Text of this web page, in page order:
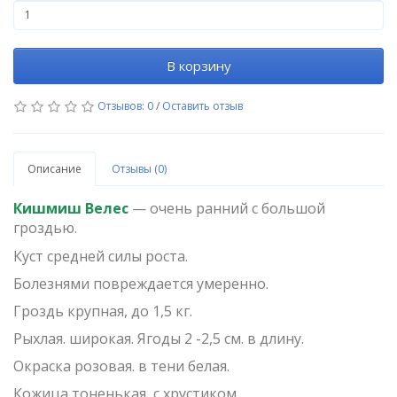
В корзину
Отзывов: 0/ Оставить отзыв
Описание Отзывы (0)
Кишмиш Велес — очень ранний с большой
гроздью.
Куст средней силы роста.
Болезнями повреждается умеренно.
Гроздь крупная, до 1,5 кг.
Рыхлая. широкая. Ягоды 2 -2,5 см. в длину.
Окраска розовая. в тени белая.